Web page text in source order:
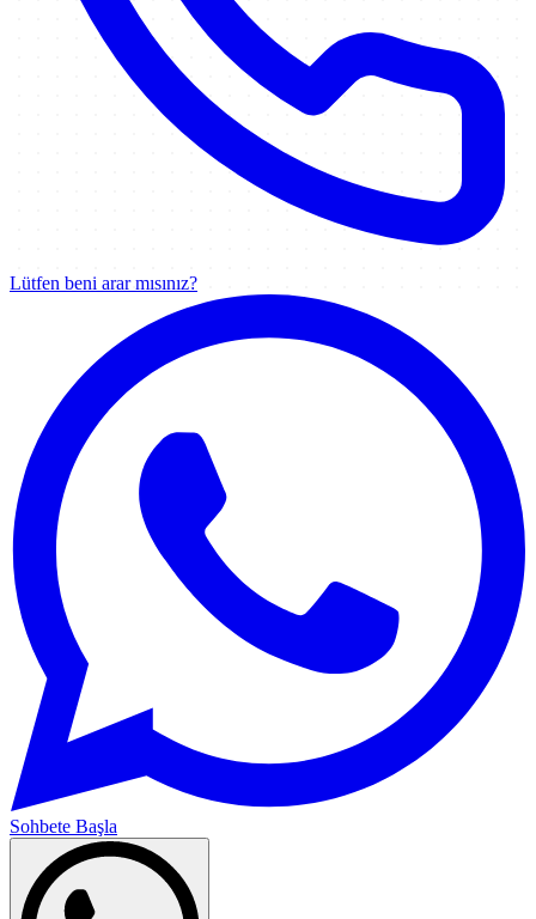
Lütfen beni arar mısınız?
Sohbete Başla